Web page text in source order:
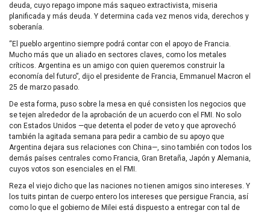
deuda, cuyo repago impone más saqueo extractivista, miseria
planificada y más deuda. Y determina cada vez menos vida, derechos y
soberanía.
“El pueblo argentino siempre podrá contar con el apoyo de Francia.
Mucho más que un aliado en sectores claves, como los metales
críticos. Argentina es un amigo con quien queremos construir la
economía del futuro”, dijo el presidente de Francia, Emmanuel Macron el
25 de marzo pasado.
De esta forma, puso sobre la mesa en qué consisten los negocios que
se tejen alrededor de la aprobación de un acuerdo con el FMI. No solo
con Estados Unidos —que detenta el poder de veto y que aprovechó
también la agitada semana para pedir a cambio de su apoyo que
Argentina dejara sus relaciones con China—, sino también con todos los
demás países centrales como Francia, Gran Bretaña, Japón y Alemania,
cuyos votos son esenciales en el FMI.
Reza el viejo dicho que las naciones no tienen amigos sino intereses. Y
los tuits pintan de cuerpo entero los intereses que persigue Francia, así
como lo que el gobierno de Milei está dispuesto a entregar con tal de